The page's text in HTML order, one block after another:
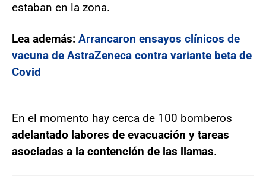
estaban en la zona.
Lea además: Arrancaron ensayos clínicos de
vacuna de AstraZeneca contra variante beta de
Covid
En el momento hay cerca de 100 bomberos
adelantado labores de evacuación y tareas
asociadas a la contención de las llamas.